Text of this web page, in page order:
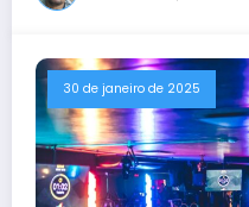
30 de janeiro de 2025